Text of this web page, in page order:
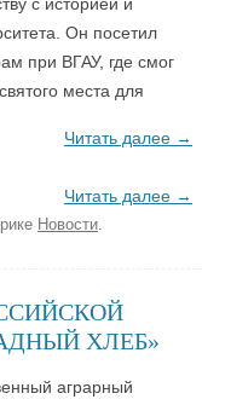
Он посетил
при ВГАУ, где смог
места для
Читать далее →
Читать далее →
Новости.
ХЛЕБ»
аграрный